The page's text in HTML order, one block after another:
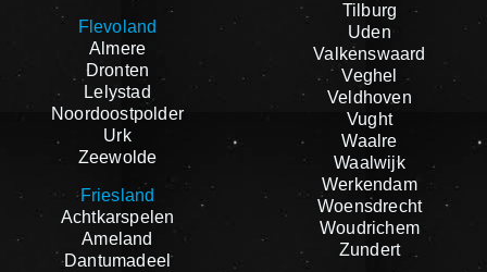
Flevoland
Almere
Dronten
Lelystad
Noordoostpolder
Urk
Zeewolde
Friesland
Achtkarspelen
Ameland
Dantumadeel
Tilburg
Uden
Valkenswaard
Veghel
Veldhoven
Vught
Waalre
Waalwijk
Werkendam
Woensdrecht
Woudrichem
Zundert